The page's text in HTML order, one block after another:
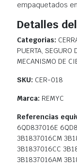
empaquetados
Detalles
Categorias:
PUERTA, SEGURO
MECANISMO DE
SKU: CER-018
Marca: REMYC
Referencias
6QD837016E
3B1837016CM
3B1837016CC
3B1837016AM